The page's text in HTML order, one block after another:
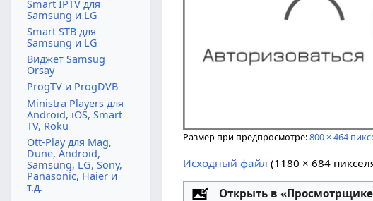
Размер при предпросмотре:800 × 464
Исходный файл ‎(1180 × 684
Открыть в
Smart IPTV для
Samsung и LG
Smart STB для
Samsung и LG
Виджет Samsug
Orsay
ProgTV и ProgDVB
Ministra Players для
Android, iOS, Smart
TV, Roku
Ott-Play для Mag,
Dune, Android,
Samsung, LG, Sony,
Panasonic, Haier и
т.д.